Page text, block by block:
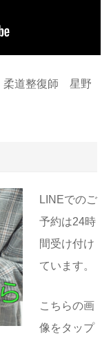
柔道整復師 星野
LINEでのご
予約は24時
間受け付け
ています。
こちらの画
像をタップ